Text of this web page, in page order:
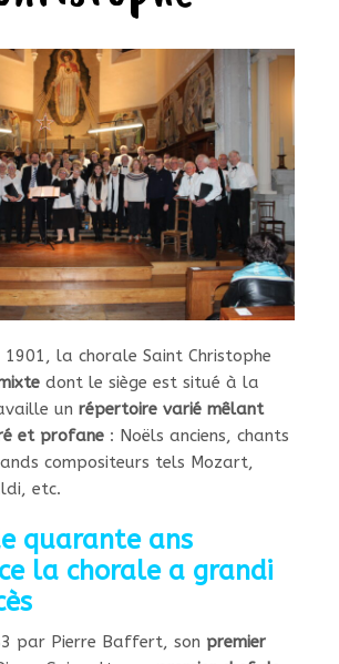
1901, la chorale Saint Christophe
dont le siège est situé à la
un répertoire varié mêlant
et profane : Noëls anciens, chants
compositeurs tels Mozart,
etc.
quarante ans
la chorale a grandi
par Pierre Baffert, son premier